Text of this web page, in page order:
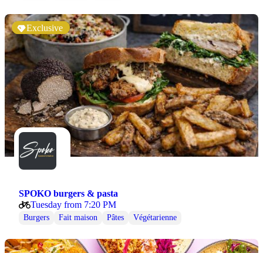
Exclusive
SPOKO burgers & pasta
Tuesday from 7:20 PM
Burgers Fait maison Pâtes Végétarienne